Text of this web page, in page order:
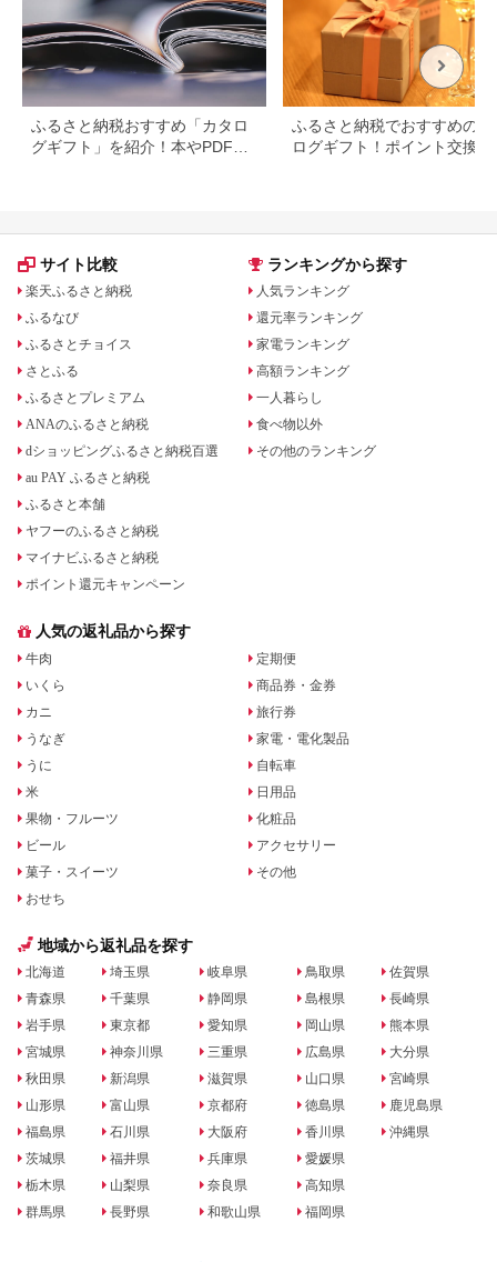
ふるさと納税おすすめ「カタロ
グギフト」を紹介！本やPDFカ
ふるさと納税でおすすめのカ
ログギフト！ポイント交換で
サイト比較
楽天ふるさと納税
ふるなび
ふるさとチョイス
さとふる
ふるさとプレミアム
ANAのふるさと納税
dショッピングふるさと納税百選
au PAY ふるさと納税
ふるさと本舗
ヤフーのふるさと納税
マイナビふるさと納税
ポイント還元キャンペーン
ランキングから探す
人気ランキング
還元率ランキング
家電ランキング
高額ランキング
一人暮らし
食べ物以外
その他のランキング
人気の返礼品から探す
牛肉
いくら
カニ
うなぎ
うに
米
果物・フルーツ
ビール
菓子・スイーツ
おせち
定期便
商品券・金券
旅行券
家電・電化製品
自転車
日用品
化粧品
アクセサリー
その他
地域から返礼品を探す
北海道
青森県
岩手県
宮城県
秋田県
山形県
福島県
茨城県
栃木県
群馬県
埼玉県
千葉県
東京都
神奈川県
新潟県
富山県
石川県
福井県
山梨県
長野県
岐阜県
静岡県
愛知県
三重県
滋賀県
京都府
大阪府
兵庫県
奈良県
和歌山県
鳥取県
島根県
岡山県
広島県
山口県
徳島県
香川県
愛媛県
高知県
福岡県
佐賀県
長崎県
熊本県
大分県
宮崎県
鹿児島県
沖縄県